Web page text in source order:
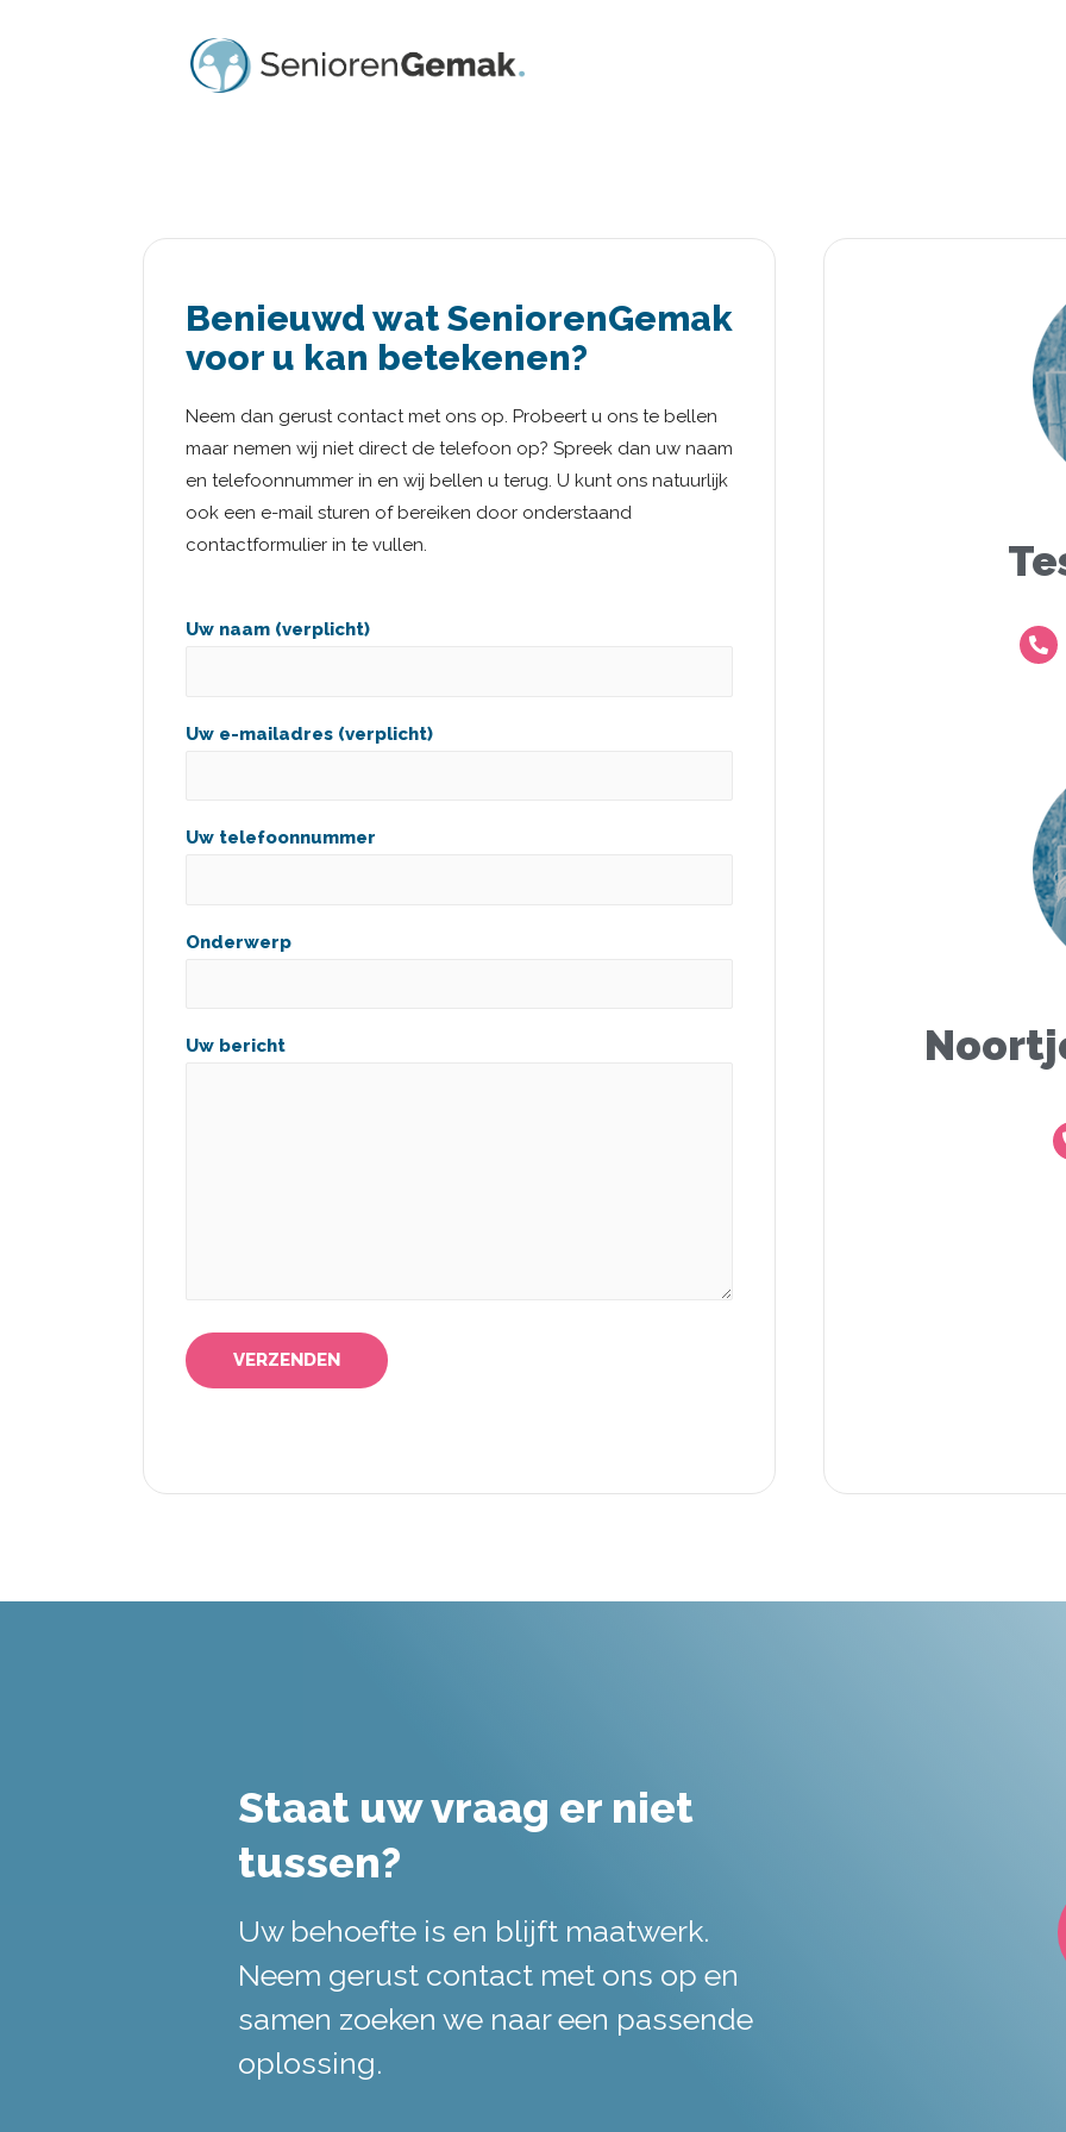
Benieuwd wat SeniorenGemak
voor u kan betekenen?
Neem dan gerust contact met ons op. Probeert u ons te bellen
maar nemen wij niet direct de telefoon op? Spreek dan uw naam
en telefoonnummer in en wij bellen u terug. U kunt ons natuurlijk
ook een e-mail sturen of bereiken door onderstaand
contactformulier in te vullen.
Uw naam (verplicht)
Uw e-mailadres (verplicht)
Uw telefoonnummer
Onderwerp
Uw bericht
Staat uw vraag er niet
tussen?
Uw behoefte is en blijft maatwerk.
Neem gerust contact met ons op en
samen zoeken we naar een passende
oplossing.